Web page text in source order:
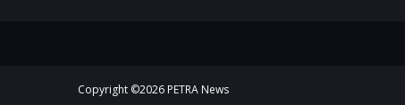
Copyright ©2026 PETRA News